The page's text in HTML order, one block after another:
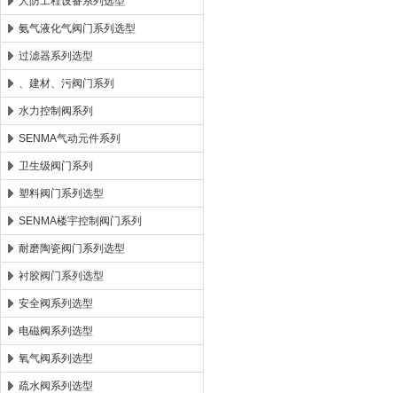
氨气液化气阀门系列选型
过滤器系列选型
、建材、污阀门系列
水力控制阀系列
SENMA气动元件系列
卫生级阀门系列
塑料阀门系列选型
SENMA楼宇控制阀门系列
耐磨陶瓷阀门系列选型
衬胶阀门系列选型
安全阀系列选型
电磁阀系列选型
氧气阀系列选型
疏水阀系列选型